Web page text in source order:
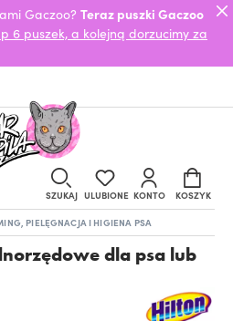
Gaczoo? Teraz puszki Gaczoo
6 puszek, a kolejną dorzucimy za
SZUKAJ ULUBIONE KONTO KOSZYK
PIELĘGNACJA I HIGIENA PSA
dla psa lub